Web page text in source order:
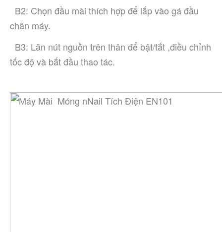
chân máy.
tốc độ và bắt đầu thao tác.